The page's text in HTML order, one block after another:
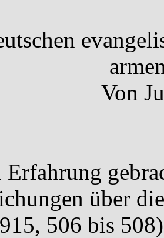
Von
über
506 bis